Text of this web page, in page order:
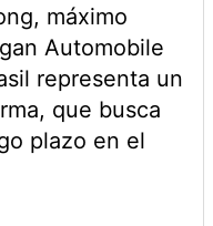
máximo
Automobile
representa un
que busca
plazo en el